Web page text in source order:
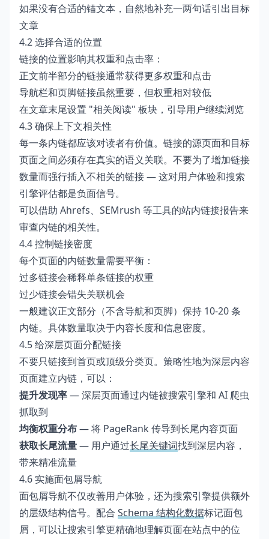
如果没有合适的锚文本，自然地补充一两句话引出目标
文章
4.2 选择合适的位置
链接的位置影响其权重和点击率：
正文前半部分的链接通常获得更多权重和点击
导航栏和页脚链接虽然重要，但权重相对较低
在文章末尾设置 "相关阅读" 板块，引导用户继续浏览
4.3 确保上下文相关性
每一条内链都应该对读者有价值。链接的源页面和目标
页面之间必须存在真实的语义关联。不要为了增加链接
数量而强行插入不相关的链接 — 这对用户体验和搜索
引擎评估都是负面信号。
可以借助 Ahrefs、SEMrush 等工具的站内链接报告来
审查内链的相关性。
4.4 控制链接密度
每个页面的内链数量需要平衡：
过多链接会稀释单条链接的权重
过少链接会错失关联机会
一般建议正文部分（不含导航和页脚）保持 10-20 条
内链。具体数量取决于内容长度和信息密度。
4.5 给深层页面分配链接
不要只链接到首页或顶级分类页。策略性地为深层内容
页面建立内链，可以：
提升发现率— 深层页面通过内链被搜索引擎和 AI 爬虫
抓取到
均衡权重分布— 将 PageRank 传导到长尾内容页面
获取长尾流量— 用户通过长尾关键词找到深层内容，
带来精准流量
4.6 实施面包屑导航
面包屑导航不仅改善用户体验，还为搜索引擎提供额外
的层级结构信号。配合 Schema 结构化数据标记面包
屑，可以让搜索引擎更精确地理解页面在站点中的位